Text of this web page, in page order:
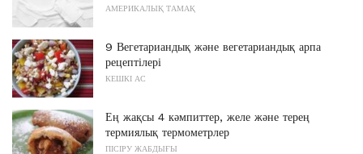
АМЕРИКАЛЫҚ ТАМАҚ
9 Вегетариандық және вегетариандық арпа
рецептілері
КЕШКІ АС
Ең жақсы 4 кәмпиттер, желе және терең
термиялық термометрлер
ПІСІРУ ЖАБДЫҒЫ